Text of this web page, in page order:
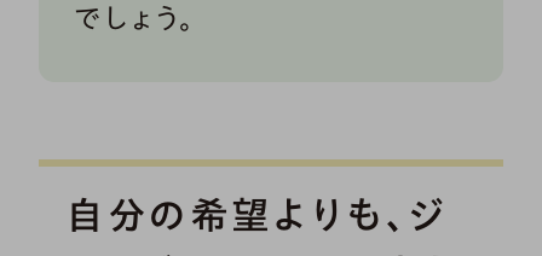
でしょう。
自分の希望よりも、ジ